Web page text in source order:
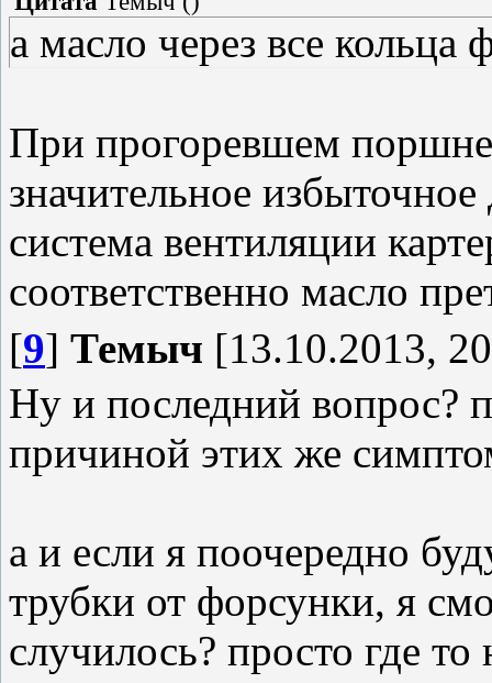
а масло через все кольца
При прогоревшем поршне
значительное
система вентиляции
соответственно масло
[9] Темыч [13.10.2013,
Ну и последний вопрос?
причиной этих же
а и если я поочередно
трубки от форсунки, я
случилось? просто где